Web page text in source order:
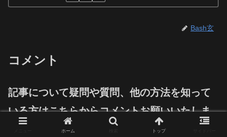
Bash玄
コメント
記事について疑問や質問、他の方法を知って
いる方はこちらからコメントお願いいたしま
ホーム トップ